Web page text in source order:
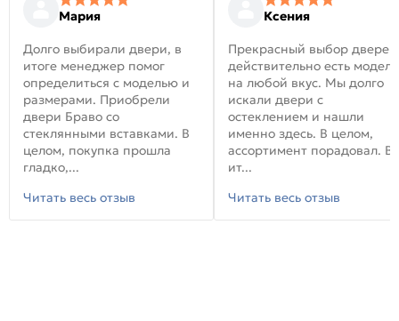
Мария
Долго выбирали двери, в
итоге менеджер помог
определиться с моделью и
размерами. Приобрели
двери Браво со
стеклянными вставками. В
целом, покупка прошла
гладко,...
Читать весь отзыв
Ксения
Прекрасный выбор
действительно есть модели
на любой вкус. Мы долго
искали двери с
остеклением и нашли
именно здесь. В целом,
ассортимент порадовал. В
ит...
Читать весь отзыв